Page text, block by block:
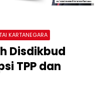
KARTANEGARA
Disdikbud
TPP dan